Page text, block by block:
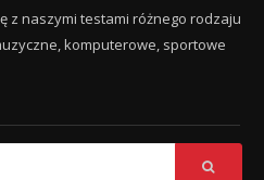
z naszymi testami różnego rodzaju
komputerowe, sportowe